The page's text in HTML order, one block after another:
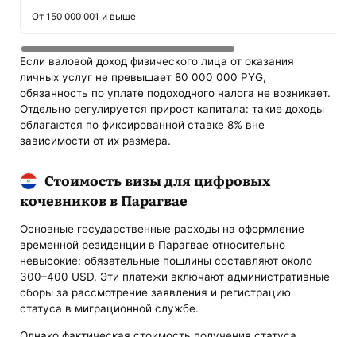
От 150 000 001 и выше
Если валовой доход физического лица от оказания
личных услуг не превышает 80 000 000 PYG,
обязанность по уплате подоходного налога не возникает.
Отдельно регулируется прирост капитала: такие доходы
облагаются по фиксированной ставке 8% вне
зависимости от их размера.
Стоимость визы для цифровых
кочевников в Парагвае
Основные государственные расходы на оформление
временной резиденции в Парагвае относительно
невысокие: обязательные пошлины составляют около
300–400 USD. Эти платежи включают административные
сборы за рассмотрение заявления и регистрацию
статуса в миграционной службе.